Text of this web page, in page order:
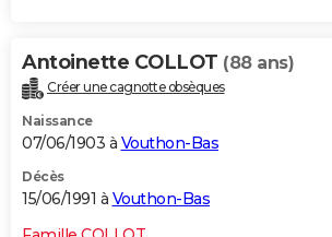
Antoinette COLLOT (88 ans)
Créer une cagnotte obsèques
Naissance
07/06/1903 à Vouthon-Bas
Décès
15/06/1991 à Vouthon-Bas